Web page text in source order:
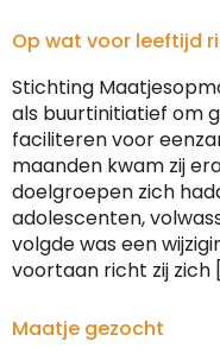
Op wat voor leeftijd
Stichting
als buurtinitiatief om
faciliteren voor
maanden kwam zij
doelgroepen zich
adolescenten,
volgde was een
voortaan richt zij zich
Maatje gezocht